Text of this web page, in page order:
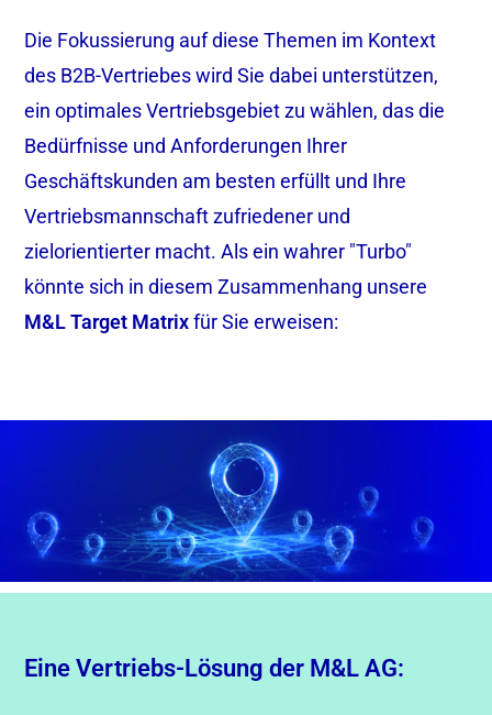
Die Fokussierung auf diese Themen im Kontext
des B2B-Vertriebes wird Sie dabei unterstützen,
ein optimales Vertriebsgebiet zu wählen, das die
Bedürfnisse und Anforderungen Ihrer
Geschäftskunden am besten erfüllt und Ihre
Vertriebsmannschaft zufriedener und
zielorientierter macht. Als ein wahrer "Turbo"
könnte sich in diesem Zusammenhang unsere
M&L Target Matrixfür Sie erweisen:
Eine Vertriebs-Lösung der M&L AG: